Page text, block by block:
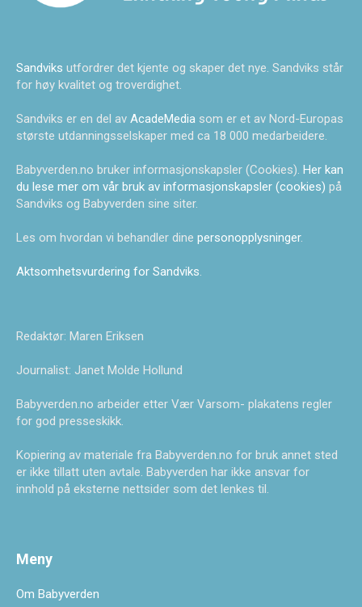
Sandviks utfordrer det kjente og skaper det nye. Sandviks står
for høy kvalitet og troverdighet.
Sandviks er en del av AcadeMedia som er et av Nord-Europas
største utdanningsselskaper med ca 18 000 medarbeidere.
Babyverden.no bruker informasjonskapsler (Cookies). Her kan
du lese mer om vår bruk av informasjonskapsler (cookies) på
Sandviks og Babyverden sine siter.
Les om hvordan vi behandler dine personopplysninger.
Aktsomhetsvurdering for Sandviks.
Redaktør: Maren Eriksen
Journalist: Janet Molde Hollund
Babyverden.no arbeider etter Vær Varsom- plakatens regler
for god presseskikk.
Kopiering av materiale fra Babyverden.no for bruk annet sted
er ikke tillatt uten avtale. Babyverden har ikke ansvar for
innhold på eksterne nettsider som det lenkes til.
Meny
Om Babyverden